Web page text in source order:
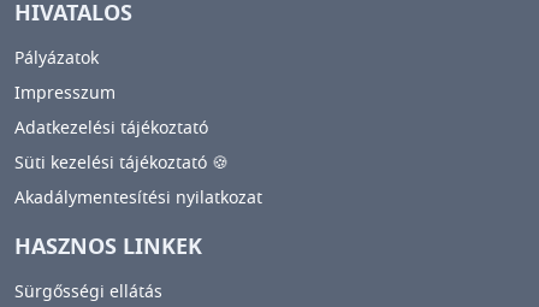
HIVATALOS
Pályázatok
Impresszum
Adatkezelési tájékoztató
Süti kezelési tájékoztató 🍪
Akadálymentesítési nyilatkozat
HASZNOS LINKEK
Sürgősségi ellátás